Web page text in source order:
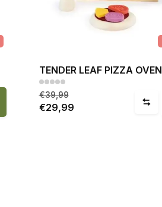
TENDER LEAF PIZZA OVEN
€39,99
€29,99